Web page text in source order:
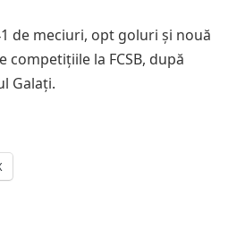
de meciuri, opt goluri și nouă
competițiile la FCSB, după
Galați.